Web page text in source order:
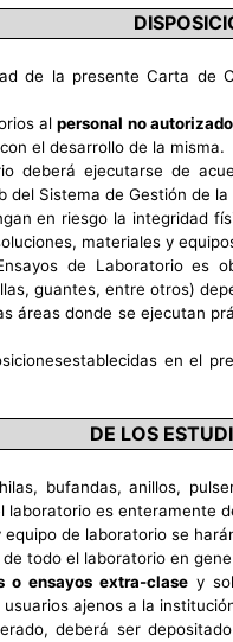
de la presente Carta de
alpersonal no autorizado
el desarrollo de la misma.
deberá ejecutarse de
Sistema de Gestión de
en riesgo la integridad
materiales y
de Laboratorio es
guantes, entre otros)
áreas donde se ejecutan
en el
DE LOS
bufandas, anillos,
laboratorio es enteramente
de laboratorio se
todo el laboratorio en
o ensayos extra-clase y
ajenos a la
deberá ser